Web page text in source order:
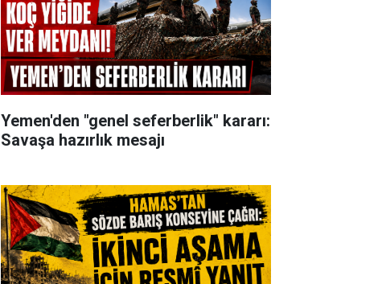
Yemen'den "genel seferberlik" kararı:
Savaşa hazırlık mesajı